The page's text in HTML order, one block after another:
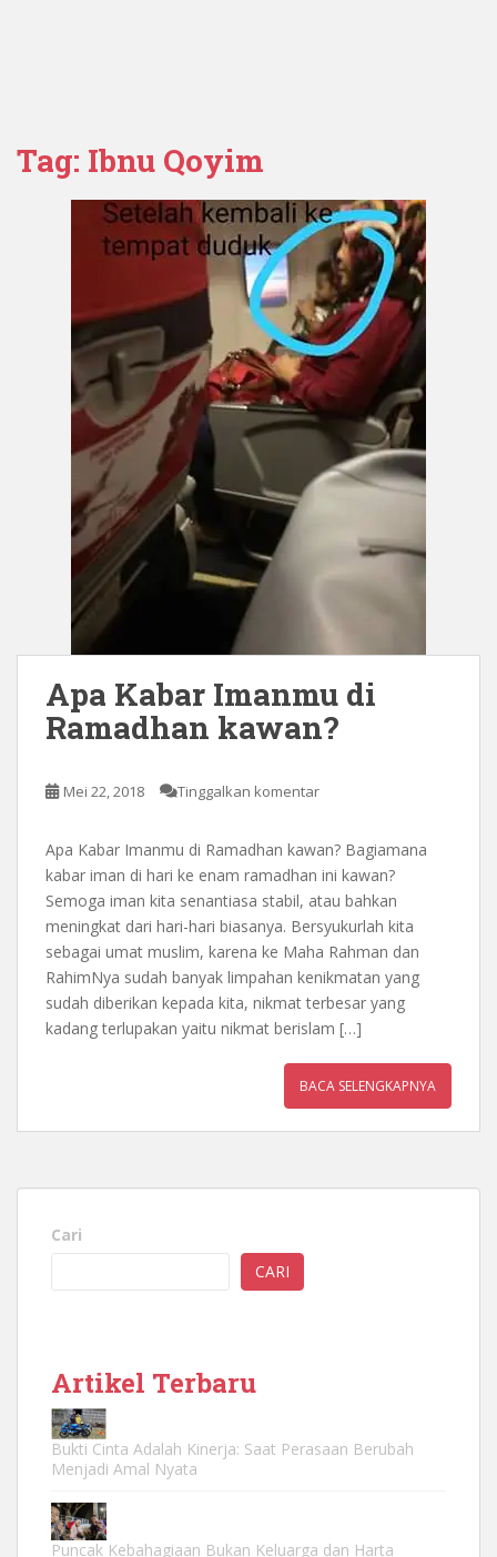
Tag: Ibnu Qoyim
Apa Kabar Imanmu di
Ramadhan kawan?
Mei 22, 2018 Tinggalkan komentar
Apa Kabar Imanmu di Ramadhan kawan? Bagiamana
kabar iman di hari ke enam ramadhan ini kawan?
Semoga iman kita senantiasa stabil, atau bahkan
meningkat dari hari-hari biasanya. Bersyukurlah kita
sebagai umat muslim, karena ke Maha Rahman dan
RahimNya sudah banyak limpahan kenikmatan yang
sudah diberikan kepada kita, nikmat terbesar yang
kadang terlupakan yaitu nikmat berislam […]
BACA SELENGKAPNYA
Cari
CARI
Artikel Terbaru
Bukti Cinta Adalah Kinerja: Saat Perasaan Berubah
Menjadi Amal Nyata
Puncak Kebahagiaan Bukan Keluarga dan Harta